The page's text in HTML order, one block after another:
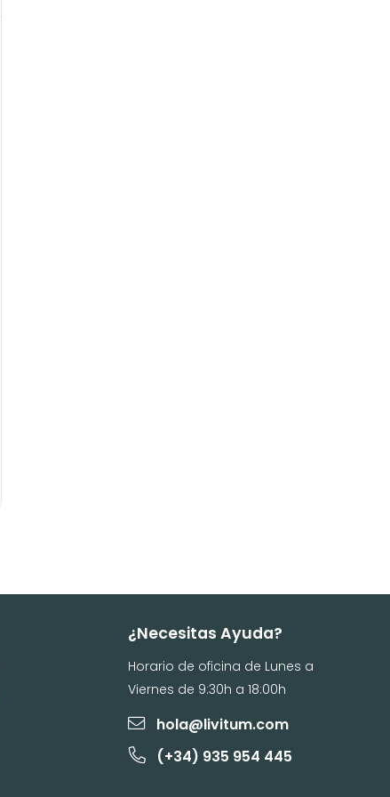
¿Necesitas Ayuda?
Horario de oficina de Lunes a
Viernes de 9:30h a 18:00h
hola@livitum.com
(+34) 935 954 445